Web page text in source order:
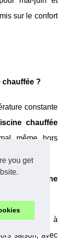
you get
sur le confort
chauffée ?
constante
chauffée
même hors
de la piscine
ouvre de 9h à
saison, avec